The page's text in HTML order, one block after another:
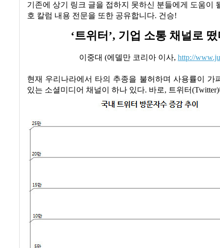
기존에 상기 링크 글을 접하지 못하신 분들에게 도움이
호 칼럼 내용 전문을 또한 공유합니다. 건승!
‘트위터 ’, 기업 소통 채널로 떴
이중대 (에델만 코리아 이사, http://
현재 우리나라에서 타의 추종을 불허하며 사용률이 가
있는 소셜미디어 채널이 하나 있다. 바로, 트위터(Twitter)